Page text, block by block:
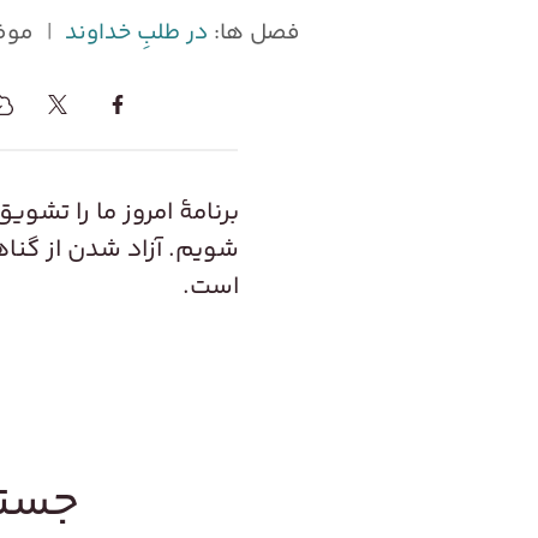
فصل ها: در طلبِ خداوند |
برنامۀ امروز ما را
شویم. آزاد شدن از
است.